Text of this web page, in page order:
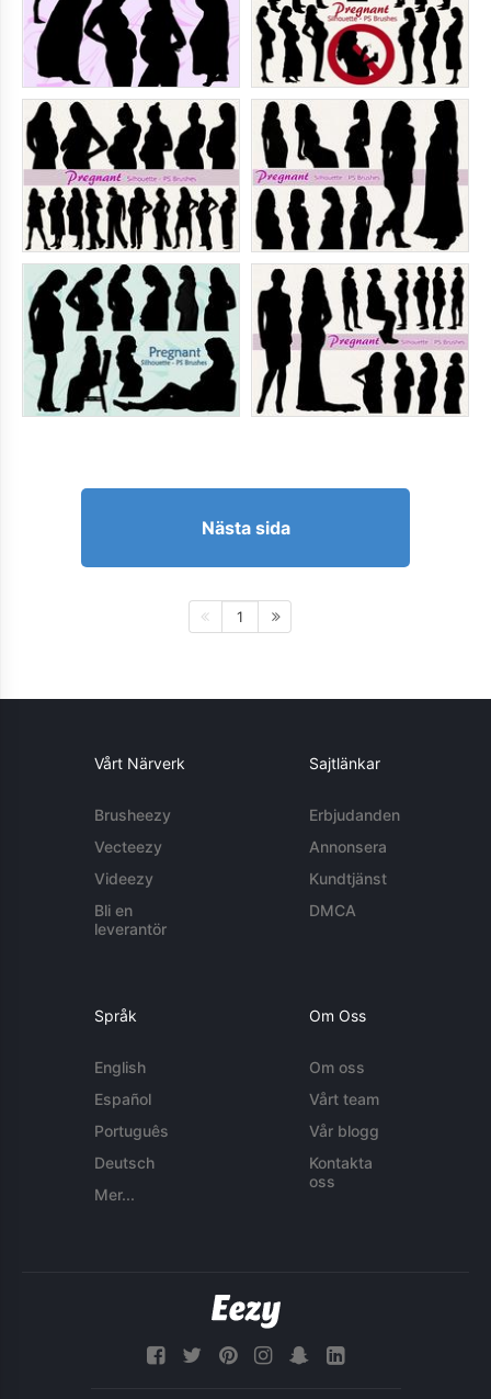
Nästa sida
1
Vårt Närverk
Brusheezy
Vecteezy
Videezy
Bli en
leverantör
Sajtlänkar
Erbjudanden
Annonsera
Kundtjänst
DMCA
Språk
English
Español
Português
Deutsch
Mer...
Om Oss
Om oss
Vårt team
Vår blogg
Kontakta
oss